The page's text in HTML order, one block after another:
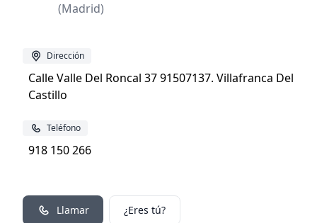
(Madrid)
Dirección
Calle Valle Del Roncal 37 91507137. Villafranca Del
Castillo
Teléfono
918 150 266
Llamar ¿Eres tú?